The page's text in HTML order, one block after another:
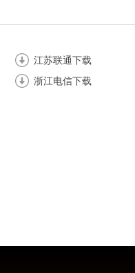
江苏联通下载
浙江电信下载